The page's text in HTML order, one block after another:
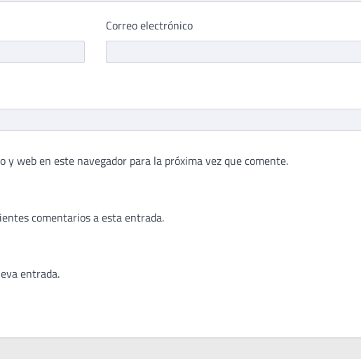
Correo electrónico
y web en este navegador para la próxima vez que comente.
comentarios a esta entrada.
entrada.